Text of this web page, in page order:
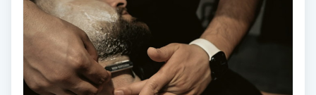
Damklippning
Dermapen